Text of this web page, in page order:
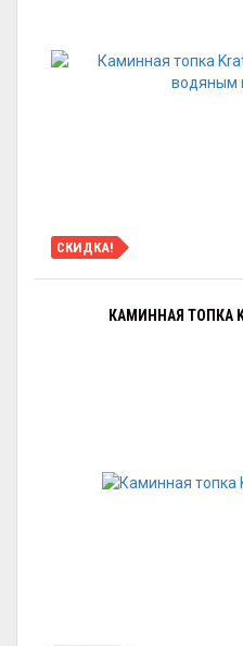
СКИДКА!
КАМИННАЯ ТОПКА